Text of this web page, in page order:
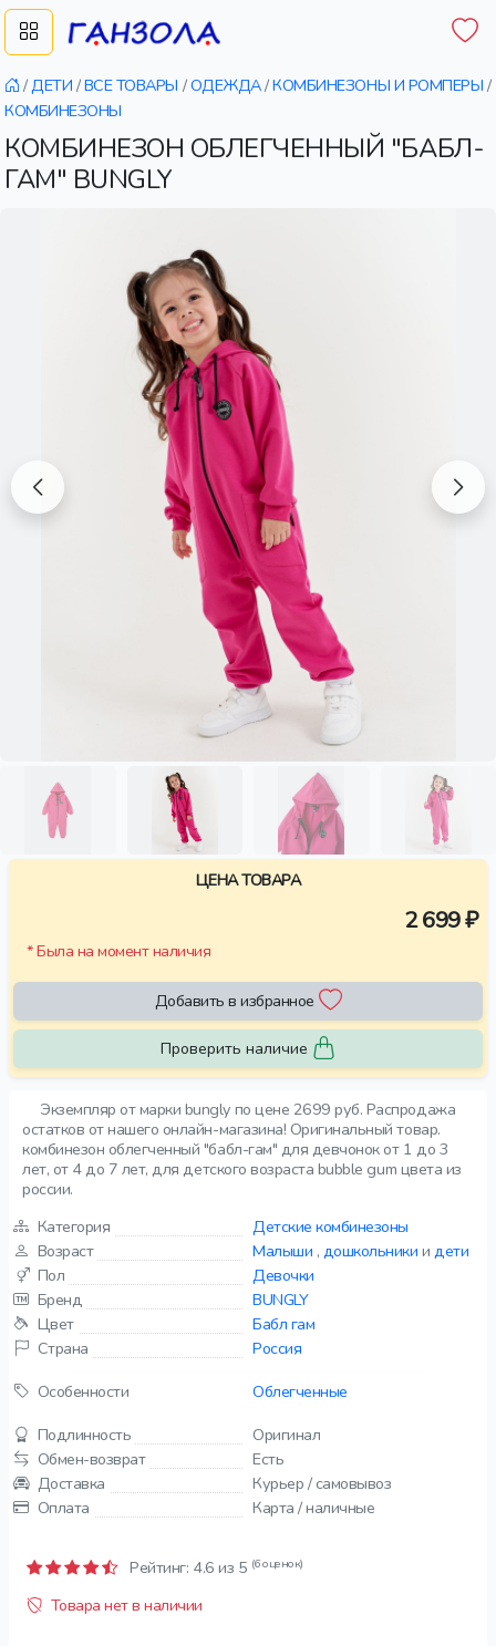
/ДЕТИ /ВСЕ ТОВАРЫ /ОДЕЖДА/КОМБИНЕЗОНЫ И РОМПЕРЫ /
КОМБИНЕЗОНЫ
КОМБИНЕЗОН ОБЛЕГЧЕННЫЙ "БАБЛ-
ГАМ" BUNGLY
Экземпляр от марки bungly по цене 2699 руб. Распродажа
остатков от нашего онлайн-магазина! Оригинальный товар.
комбинезон облегченный "бабл-гам" для девчонок от 1 до 3
лет, от 4 до 7 лет, для детского возраста bubble gum цвета из
россии.
Категория
Детские комбинезоны
Возраст
Малыши , дошкольники и дети
Пол
Девочки
Бренд
BUNGLY
Цвет
Бабл гам
Страна
Россия
Особенности
Облегченные
Подлинность
Оригинал
Обмен-возврат
Есть
Доставка
Курьер / самовывоз
Оплата
Карта / наличные
Рейтинг: 4.6 из 5 (6 оценок)
Товара нет в наличии
ЦЕНА ТОВАРА
2 699 ₽
* Была на момент наличия
Добавить в избранное
Проверить наличие